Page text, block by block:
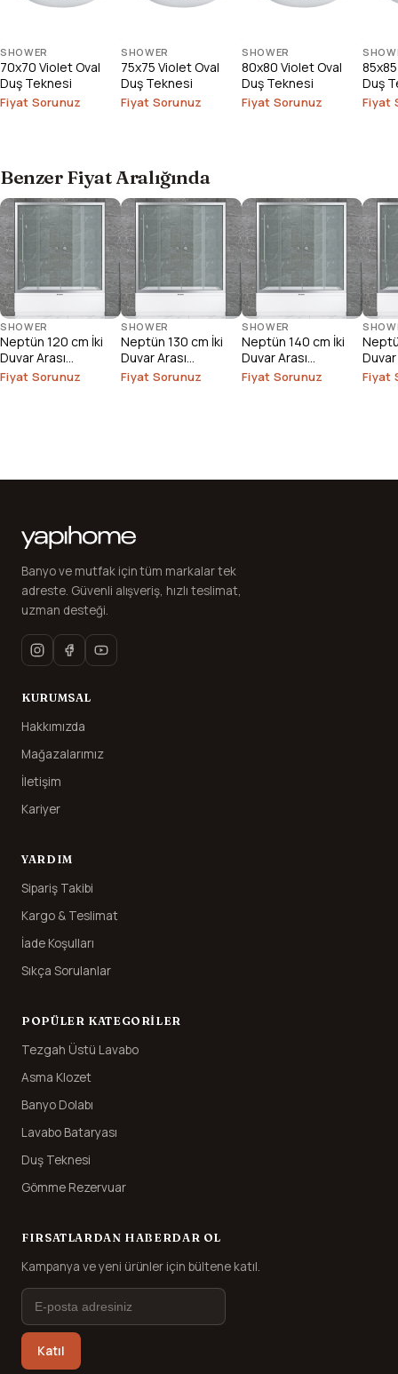
SHOWER
70x70 Violet Oval
Duş Teknesi
Fiyat Sorunuz
SHOWER
75x75 Violet Oval
Duş Teknesi
Fiyat Sorunuz
SHOWER
80x80 Violet Oval
Duş Teknesi
Fiyat Sorunuz
Duş
Fiyat
Benzer Fiyat Aralığında
SHOWER
Neptün 120 cm İki
Duvar Arası
Duşakabin
Fiyat Sorunuz
SHOWER
Neptün 130 cm İki
Duvar Arası
Duşakabin
Fiyat Sorunuz
SHOWER
Neptün 140 cm İki
Duvar Arası
Duşakabin
Fiyat Sorunuz
Duvar
Fiyat
Banyo ve mutfak için tüm markalar tek
adreste. Güvenli alışveriş, hızlı teslimat,
uzman desteği.
KURUMSAL
Hakkımızda
Mağazalarımız
İletişim
Kariyer
YARDIM
Sipariş Takibi
Kargo & Teslimat
İade Koşulları
Sıkça Sorulanlar
POPÜLER KATEGORILER
Tezgah Üstü Lavabo
Asma Klozet
Banyo Dolabı
Lavabo Bataryası
Duş Teknesi
Gömme Rezervuar
FIRSATLARDAN HABERDAR OL
Kampanya ve yeni ürünler için bültene katıl.
Katıl